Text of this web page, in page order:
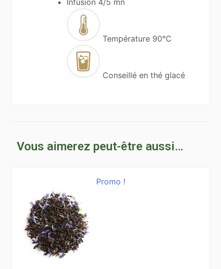
Infusion 4/5 mn
Température 90°C
Conseillé en thé glacé
Vous aimerez peut-être aussi…
Promo !